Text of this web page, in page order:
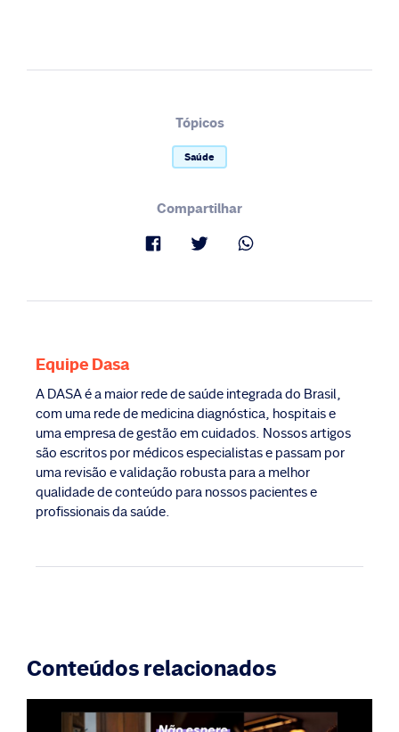
Tópicos
Saúde
Compartilhar
Equipe Dasa
A DASA é a maior rede de saúde integrada do Brasil,
com uma rede de medicina diagnóstica, hospitais e
uma empresa de gestão em cuidados. Nossos artigos
são escritos por médicos especialistas e passam por
uma revisão e validação robusta para a melhor
qualidade de conteúdo para nossos pacientes e
profissionais da saúde.
Conteúdos relacionados